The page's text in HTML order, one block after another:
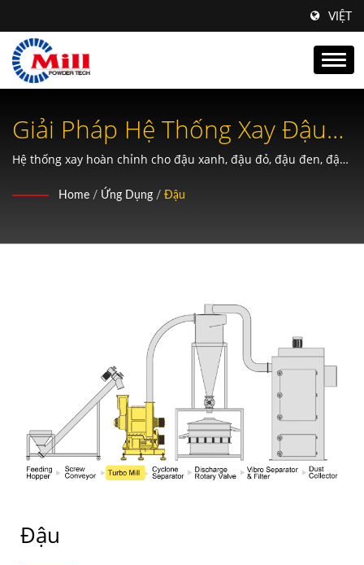
VIỆT
Giải Pháp Hệ Thống Xay Đậu
Và Thực Phẩm Chuyên Nghiệp.
Hệ thống xay hoàn chỉnh cho đậu xanh, đậu đỏ, đậu đen, đậu
xay xát tích hợp.
Home / Ứng Dụng / Đậu
Đậu